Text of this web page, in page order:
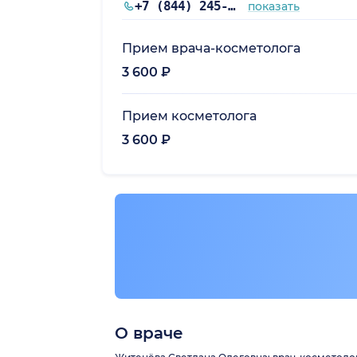
+7 (844) 245-97-65 показать
Прием врача-косметолога
3 600 ₽
Прием косметолога
3 600 ₽
О враче